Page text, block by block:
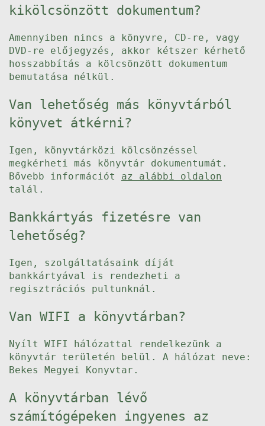
kikölcsönzött dokumentum?
Amennyiben nincs a könyvre, CD-re, vagy
DVD-re előjegyzés, akkor kétszer kérhető
hosszabbítás a kölcsönzött dokumentum
bemutatása nélkül.
Van lehetőség más könyvtárból
könyvet átkérni?
Igen, könyvtárközi kölcsönzéssel
megkérheti más könyvtár dokumentumát.
Bővebb információt az alábbi oldalon
talál.
Bankkártyás fizetésre van
lehetőség?
Igen, szolgáltatásaink díját
bankkártyával is rendezheti a
regisztrációs pultunknál.
Van WIFI a könyvtárban?
Nyílt WIFI hálózattal rendelkezünk a
könyvtár területén belül. A hálózat neve:
Bekes Megyei Konyvtar.
A könyvtárban lévő
számítógépeken ingyenes az